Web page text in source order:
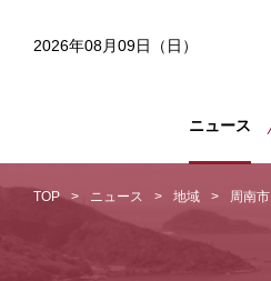
2026年08月09日（日）
ニュース
TOP ニュース 地域 周南市